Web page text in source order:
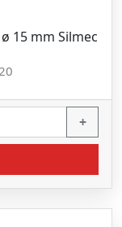
15 mm Silmec
+